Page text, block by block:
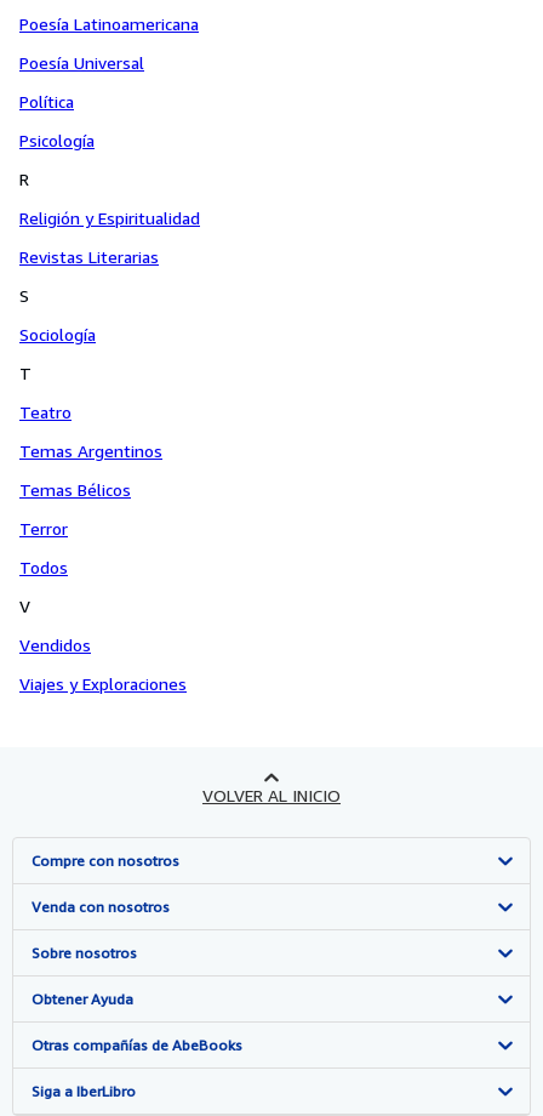
Poesía Latinoamericana
Poesía Universal
Política
Psicología
R
Religión y Espiritualidad
Revistas Literarias
S
Sociología
T
Teatro
Temas Argentinos
Temas Bélicos
Terror
Todos
V
Vendidos
Viajes y Exploraciones
VOLVER AL INICIO
Compre con nosotros
Búsqueda avanzada
Colecciones
Mi cuenta
Mis pedidos
Ver carrito
Venda con nosotros
Comenzar a vender
Únase a nuestro programa de afiliados
Recomiende un vendedor
Sobre nosotros
Sobre IberLibro
Medios
Empleo
Obtener Ayuda
Preguntas frecuentes y guías
Atención al Cliente
Otras compañías de AbeBooks
AbeBooks.com
Siga a IberLibro